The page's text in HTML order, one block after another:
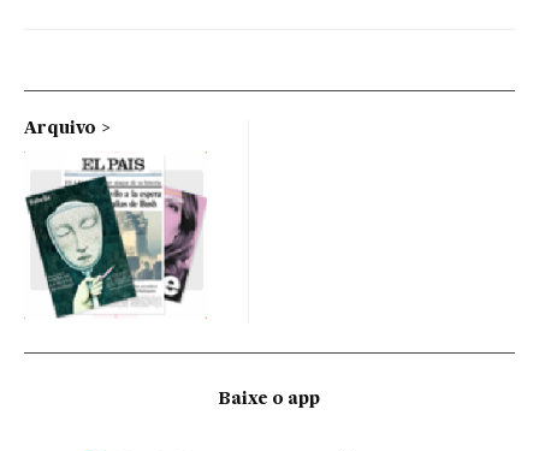
Arquivo
Baixe o app